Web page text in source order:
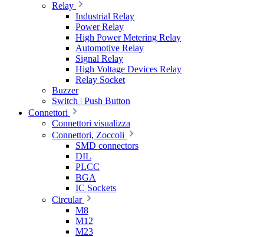
Relay
Industrial Relay
Power Relay
High Power Metering Relay
Automotive Relay
Signal Relay
High Voltage Devices Relay
Relay Socket
Buzzer
Switch | Push Button
Connettori
Connettori visualizza
Connettori, Zoccoli
SMD connectors
DIL
PLCC
BGA
IC Sockets
Circular
M8
M12
M23